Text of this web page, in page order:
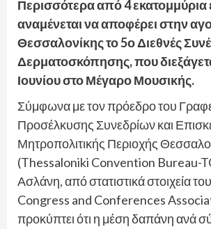
Περισσότερα από 4
αναμένεται να αποφέρει στην
Θεσσαλονίκης το 5ο Διεθνές
Δερματοσκόπησης, που
Ιουνίου στο Μέγαρο Μουσικής.
Σύμφωνα με τον πρόεδρο του
Προσέλκυσης Συνεδρίων και
Μητροπολιτικής Περιοχής
(Thessaloniki Convention Bureau-
Ασλάνη, από στατιστικά στοιχεία
Congress and Conferences
προκύπτει ότι η μέση δαπάνη ανά